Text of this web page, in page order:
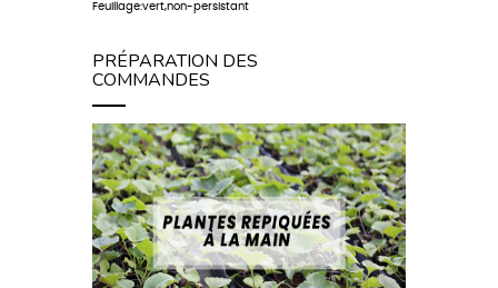
Feuillage:vert,non-persistant
PRÉPARATION DES
COMMANDES